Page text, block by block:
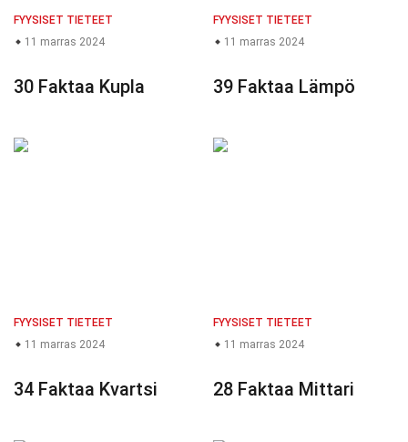
FYYSISET TIETEET
11 marras 2024
30 Faktaa Kupla
FYYSISET TIETEET
11 marras 2024
39 Faktaa Lämpö
FYYSISET TIETEET
11 marras 2024
34 Faktaa Kvartsi
FYYSISET TIETEET
11 marras 2024
28 Faktaa Mittari